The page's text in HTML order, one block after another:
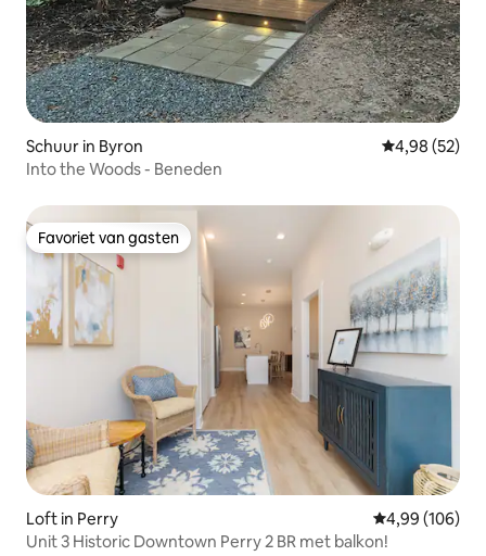
Schuur in Byron Gemiddelde
4,98 (52)
Into the Woods - Beneden
Favoriet van gasten
Favoriet van gasten
Loft in Perry Gemiddelde
4,99 (106)
Unit 3 Historic Downtown Perry 2 BR met balkon!